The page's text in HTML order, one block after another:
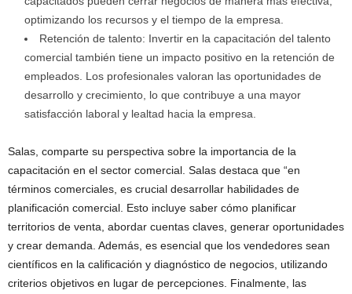
optimizando los recursos y el tiempo de la empresa.
Retención de talento: Invertir en la capacitación del talento
comercial también tiene un impacto positivo en la retención de
empleados. Los profesionales valoran las oportunidades de
desarrollo y crecimiento, lo que contribuye a una mayor
satisfacción laboral y lealtad hacia la empresa.
Salas, comparte su perspectiva sobre la importancia de la
capacitación en el sector comercial. Salas destaca que “en
términos comerciales, es crucial desarrollar habilidades de
planificación comercial. Esto incluye saber cómo planificar
territorios de venta, abordar cuentas claves, generar oportunidades
y crear demanda. Además, es esencial que los vendedores sean
científicos en la calificación y diagnóstico de negocios, utilizando
criterios objetivos en lugar de percepciones. Finalmente, las